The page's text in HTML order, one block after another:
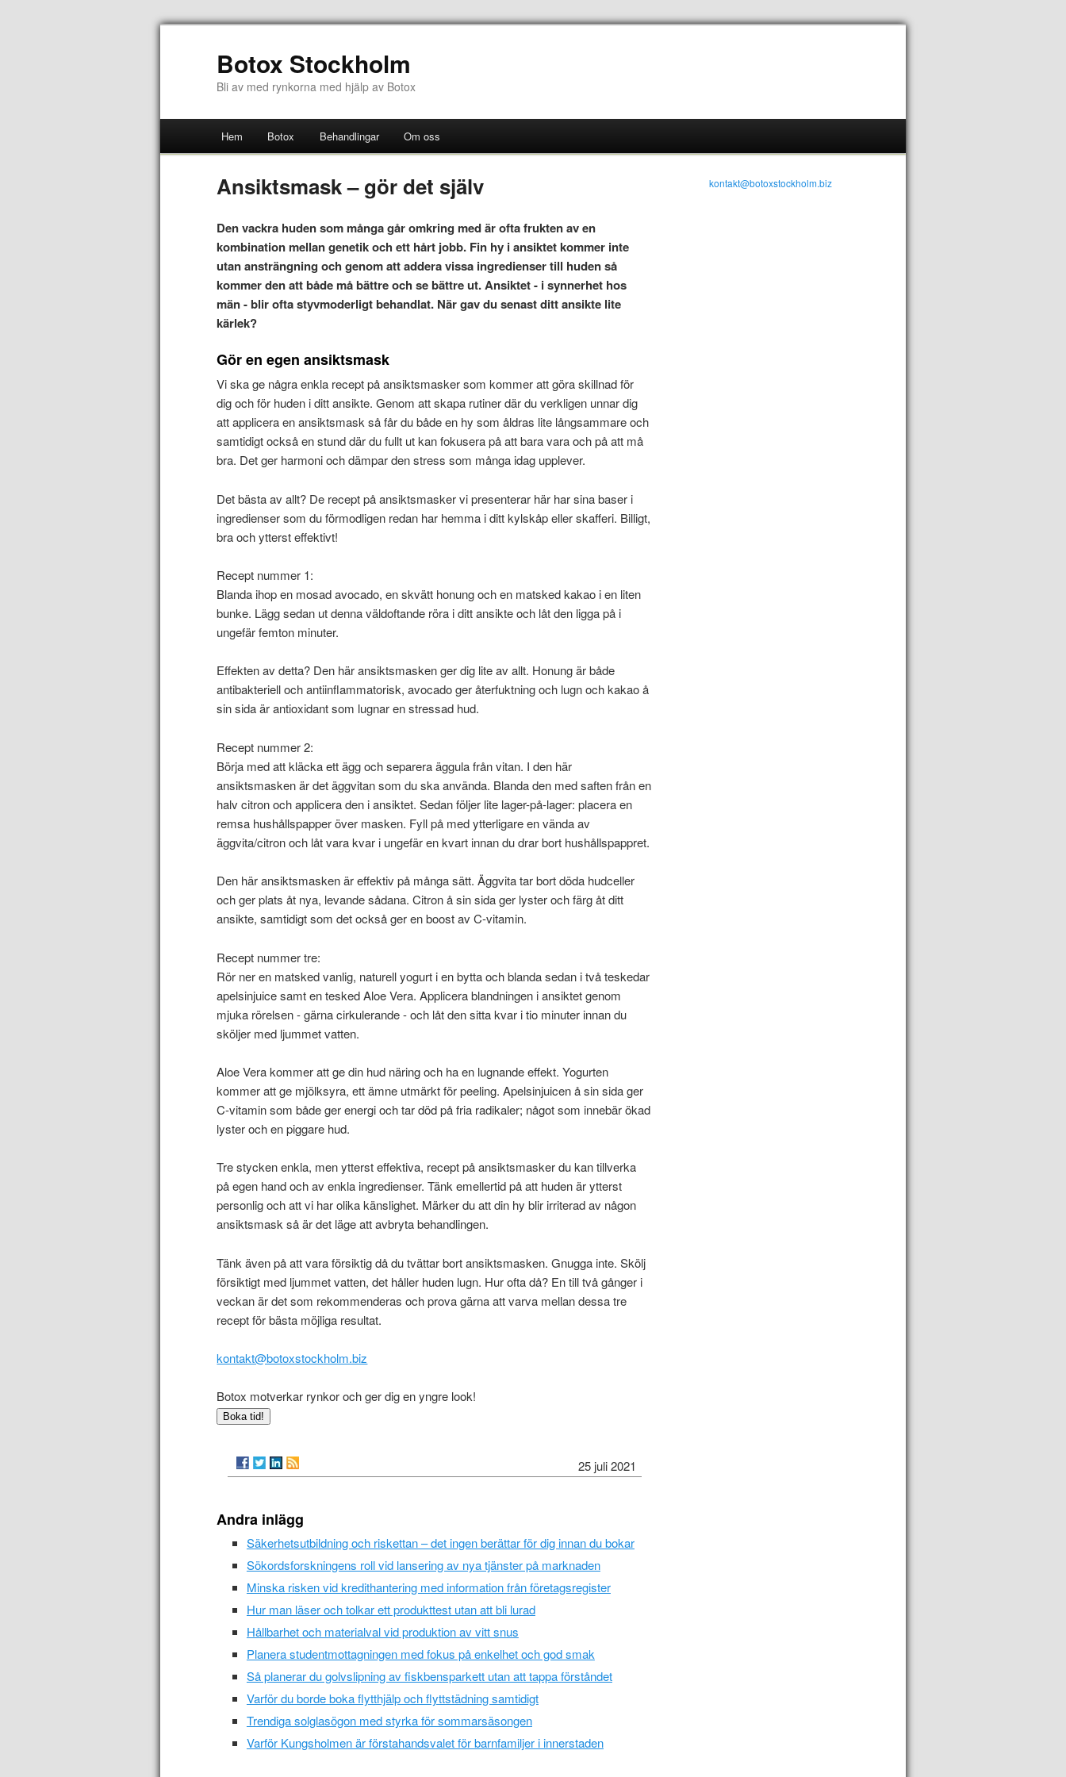
Botox Stockholm
Bli av med rynkorna med hjälp av Botox
Hem Botox Behandlingar Om oss
Ansiktsmask – gör det själv
Den vackra huden som många går omkring med är ofta frukten av en
kombination mellan genetik och ett hårt jobb. Fin hy i ansiktet kommer inte
utan ansträngning och genom att addera vissa ingredienser till huden så
kommer den att både må bättre och se bättre ut. Ansiktet - i synnerhet hos
män - blir ofta styvmoderligt behandlat. När gav du senast ditt ansikte lite
kärlek?
Gör en egen ansiktsmask
Vi ska ge några enkla recept på ansiktsmasker som kommer att göra skillnad för
dig och för huden i ditt ansikte. Genom att skapa rutiner där du verkligen unnar dig
att applicera en ansiktsmask så får du både en hy som åldras lite långsammare och
samtidigt också en stund där du fullt ut kan fokusera på att bara vara och på att må
bra. Det ger harmoni och dämpar den stress som många idag upplever.
Det bästa av allt? De recept på ansiktsmasker vi presenterar här har sina baser i
ingredienser som du förmodligen redan har hemma i ditt kylskåp eller skafferi. Billigt,
bra och ytterst effektivt!
Recept nummer 1:
Blanda ihop en mosad avocado, en skvätt honung och en matsked kakao i en liten
bunke. Lägg sedan ut denna väldoftande röra i ditt ansikte och låt den ligga på i
ungefär femton minuter.
Effekten av detta? Den här ansiktsmasken ger dig lite av allt. Honung är både
antibakteriell och antiinflammatorisk, avocado ger återfuktning och lugn och kakao å
sin sida är antioxidant som lugnar en stressad hud.
Recept nummer 2:
Börja med att kläcka ett ägg och separera äggula från vitan. I den här
ansiktsmasken är det äggvitan som du ska använda. Blanda den med saften från en
halv citron och applicera den i ansiktet. Sedan följer lite lager-på-lager: placera en
remsa hushållspapper över masken. Fyll på med ytterligare en vända av
äggvita/citron och låt vara kvar i ungefär en kvart innan du drar bort hushållspappret.
Den här ansiktsmasken är effektiv på många sätt. Äggvita tar bort döda hudceller
och ger plats åt nya, levande sådana. Citron å sin sida ger lyster och färg åt ditt
ansikte, samtidigt som det också ger en boost av C-vitamin.
Recept nummer tre:
Rör ner en matsked vanlig, naturell yogurt i en bytta och blanda sedan i två teskedar
apelsinjuice samt en tesked Aloe Vera. Applicera blandningen i ansiktet genom
mjuka rörelsen - gärna cirkulerande - och låt den sitta kvar i tio minuter innan du
sköljer med ljummet vatten.
Aloe Vera kommer att ge din hud näring och ha en lugnande effekt. Yogurten
kommer att ge mjölksyra, ett ämne utmärkt för peeling. Apelsinjuicen å sin sida ger
C-vitamin som både ger energi och tar död på fria radikaler; något som innebär ökad
lyster och en piggare hud.
Tre stycken enkla, men ytterst effektiva, recept på ansiktsmasker du kan tillverka
på egen hand och av enkla ingredienser. Tänk emellertid på att huden är ytterst
personlig och att vi har olika känslighet. Märker du att din hy blir irriterad av någon
ansiktsmask så är det läge att avbryta behandlingen.
Tänk även på att vara försiktig då du tvättar bort ansiktsmasken. Gnugga inte. Skölj
försiktigt med ljummet vatten, det håller huden lugn. Hur ofta då? En till två gånger i
veckan är det som rekommenderas och prova gärna att varva mellan dessa tre
recept för bästa möjliga resultat.
kontakt@botoxstockholm.biz
Botox motverkar rynkor och ger dig en yngre look!
Boka tid!
25 juli 2021
Andra inlägg
Säkerhetsutbildning och riskettan – det ingen berättar för dig innan du bokar
Sökordsforskningens roll vid lansering av nya tjänster på marknaden
Minska risken vid kredithantering med information från företagsregister
Hur man läser och tolkar ett produkttest utan att bli lurad
Hållbarhet och materialval vid produktion av vitt snus
Planera studentmottagningen med fokus på enkelhet och god smak
Så planerar du golvslipning av fiskbensparkett utan att tappa förståndet
Varför du borde boka flytthjälp och flyttstädning samtidigt
Trendiga solglasögon med styrka för sommarsäsongen
Varför Kungsholmen är förstahandsvalet för barnfamiljer i innerstaden
kontakt@botoxstockholm.biz